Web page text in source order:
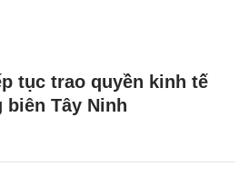
tục trao quyền kinh tế
Tây Ninh